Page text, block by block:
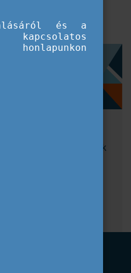
intézményeknek
és a